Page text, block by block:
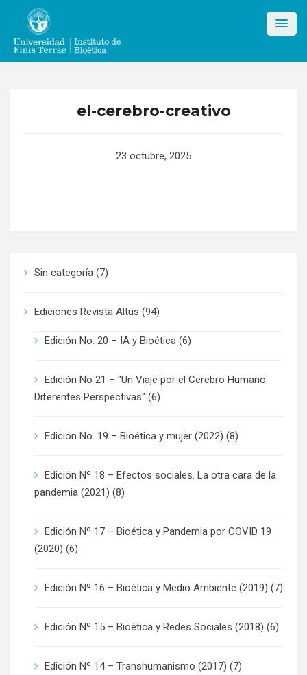
content
el-cerebro-creativo
23 octubre, 2025
Sin categoría (7)
Ediciones Revista Altus (94)
Edición No. 20 – IA y Bioética (6)
Edición No 21 – "Un Viaje por el Cerebro Humano:
Diferentes Perspectivas" (6)
Edición No. 19 – Bioética y mujer (2022) (8)
Edición Nº 18 – Efectos sociales. La otra cara de la
pandemia (2021) (8)
Edición Nº 17 – Bioética y Pandemia por COVID 19
(2020) (6)
Edición Nº 16 – Bioética y Medio Ambiente (2019) (7)
Edición Nº 15 – Bioética y Redes Sociales (2018) (6)
Edición Nº 14 – Transhumanismo (2017) (7)